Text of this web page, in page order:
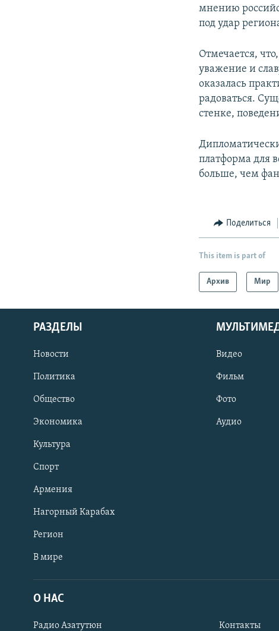
мнению
под удар
Отмечается,
уважение и
оказалась
радоваться.
стенке,
платформа для
больше, чем
Поделиться
This item is part of
Архив Мир
РАЗДЕЛЫ
Новости
Политика
Общество
Экономика
Культура
Спорт
Армения
Нагорный Карабах
Регион
В мире
Видео
Фильм
Фото
Аудио
О НАС
Радио Азатутюн Контакты